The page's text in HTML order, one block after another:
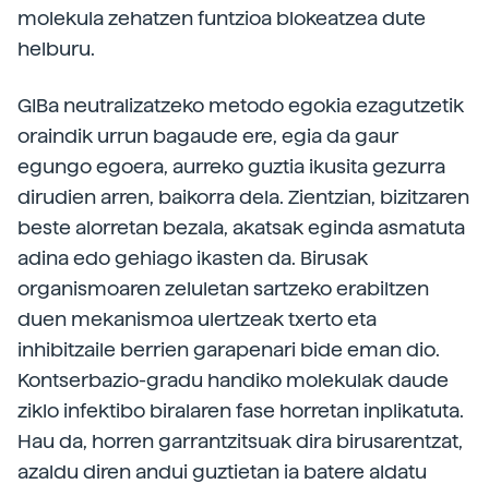
molekula zehatzen funtzioa blokeatzea dute
helburu.
GIBa neutralizatzeko metodo egokia ezagutzetik
oraindik urrun bagaude ere, egia da gaur
egungo egoera, aurreko guztia ikusita gezurra
dirudien arren, baikorra dela. Zientzian, bizitzaren
beste alorretan bezala, akatsak eginda asmatuta
adina edo gehiago ikasten da. Birusak
organismoaren zeluletan sartzeko erabiltzen
duen mekanismoa ulertzeak txerto eta
inhibitzaile berrien garapenari bide eman dio.
Kontserbazio-gradu handiko molekulak daude
ziklo infektibo biralaren fase horretan inplikatuta.
Hau da, horren garrantzitsuak dira birusarentzat,
azaldu diren andui guztietan ia batere aldatu